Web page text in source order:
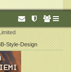
Style-Design